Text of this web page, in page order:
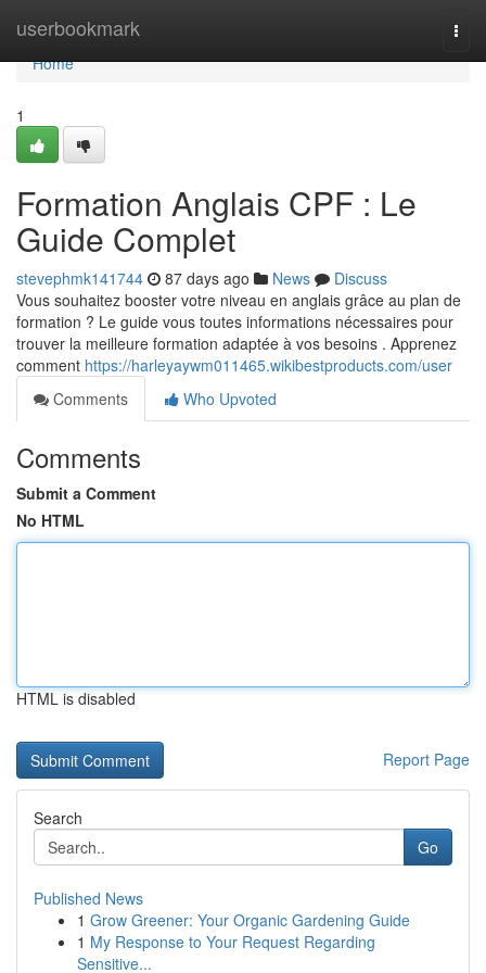
userbookmark
Home
Home
1
Formation Anglais CPF : Le
Guide Complet
stevephmk141744 87 days ago News
Discuss
Vous souhaitez booster votre niveau en anglais grâce au plan de
formation ? Le guide vous toutes informations nécessaires pour
trouver la meilleure formation adaptée à vos besoins . Apprenez
comment https://harleyaywm011465.wikibestproducts.com/user
Comments
Who Upvoted
Comments
Submit a Comment
No HTML
HTML is disabled
Report Page
Search
Go
Published News
1 Grow Greener: Your Organic Gardening Guide
1 My Response to Your Request Regarding
Sensitive...